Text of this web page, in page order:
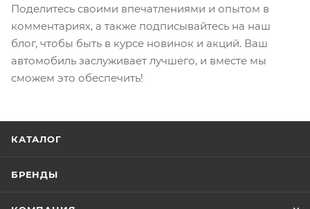
Поделитесь своими впечатлениями и опытом в
комментариях, а также подписывайтесь на наш
блог, чтобы быть в курсе новинок и акций. Ваш
автомобиль заслуживает лучшего, и вместе мы
сможем это обеспечить!
КАТАЛОГ
БРЕНДЫ